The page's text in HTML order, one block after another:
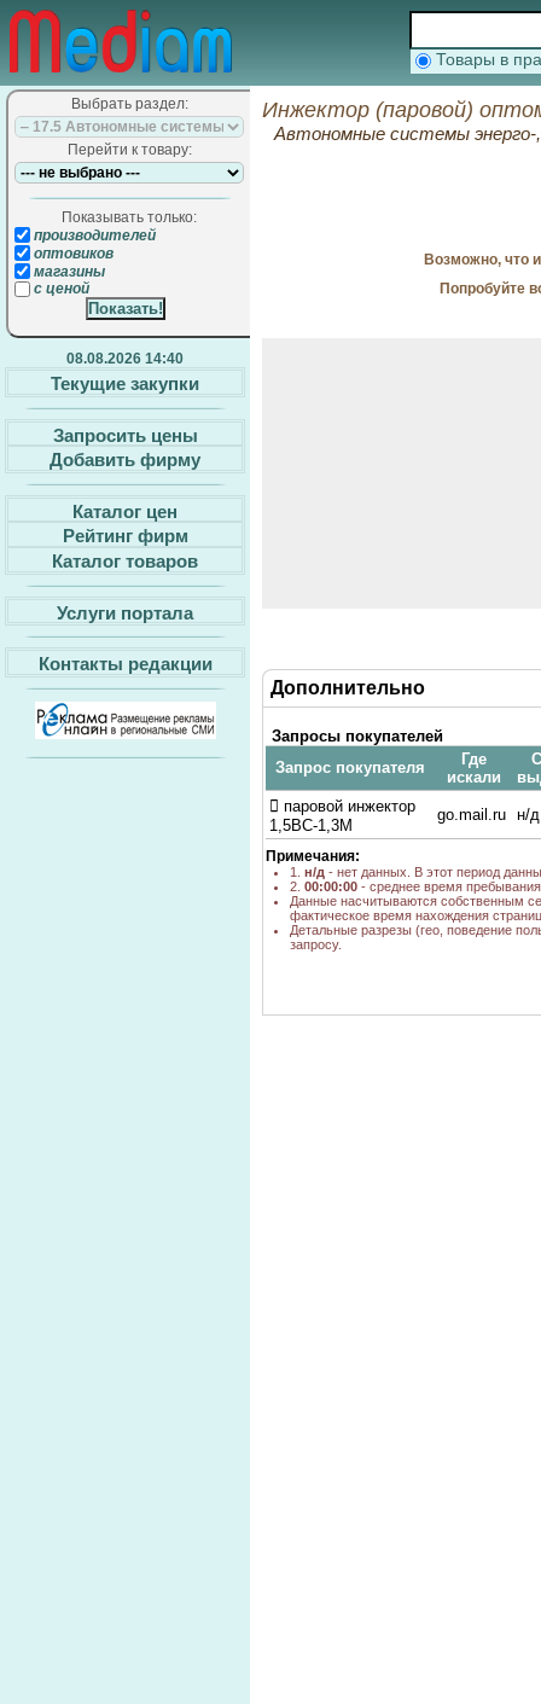
Товары в
Выбрать раздел:
Перейти к товару:
Показывать только:
производителей
оптовиков
магазины
с ценой
08.08.2026 14:40
Текущие закупки
Запросить цены
Добавить фирму
Каталог цен
Рейтинг фирм
Каталог товаров
Услуги портала
Контакты редакции
Инжектор (паровой)
Автономные системы энерго-,
Возможно, что
Попробуйте
Дополнительно
Запросы покупателей
Запрос покупателя
Где
искали
 паровой инжектор
1,5ВС-1,3М
go.mail.ru н/д
Примечания:
1. н/д - нет данных. В этот период
2. 00:00:00 - среднее время
Данные насчитываются собственным
фактическое время нахождения
Детальные разрезы (гео, поведение
запросу.